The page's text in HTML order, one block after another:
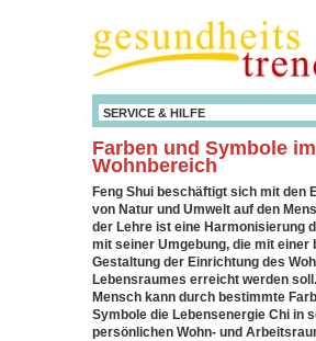
SERVICE & HILFE
Farben und Symbole im
Wohnbereich
Feng Shui beschäftigt sich mit den
von Natur und Umwelt auf den
der Lehre ist eine Harmonisierung
mit seiner Umgebung, die mit einer
Gestaltung der Einrichtung des
Lebensraumes erreicht werden
Mensch kann durch bestimmte
Symbole die Lebensenergie Chi in
persönlichen Wohn- und